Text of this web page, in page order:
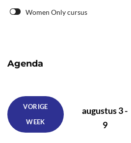
Women Only cursus
Agenda
VORIGE
WEEK
augustus 3 -
9